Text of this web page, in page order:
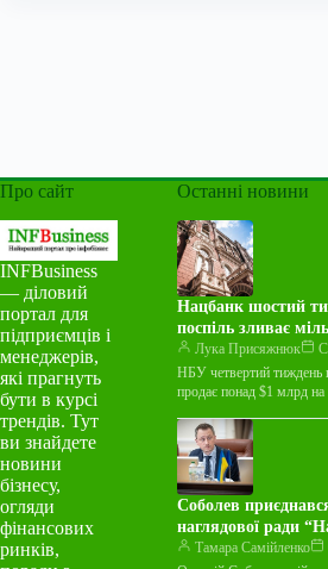
Про сайт
INFBusiness
— діловий
портал для
підприємців і
менеджерів,
які прагнуть
бути в курсі
трендів. Тут
ви знайдете
новини
бізнесу,
огляди
фінансових
ринків,
Останні новини
Нацбанк шостий
поспіль зливає
валюти на
Лука Присяжнюк
НБУ четвертий тиждень
продає понад $1 млрд
тижня з 3 по 7 серпня…
Соболев
наглядової ради
Тамара Самійленко